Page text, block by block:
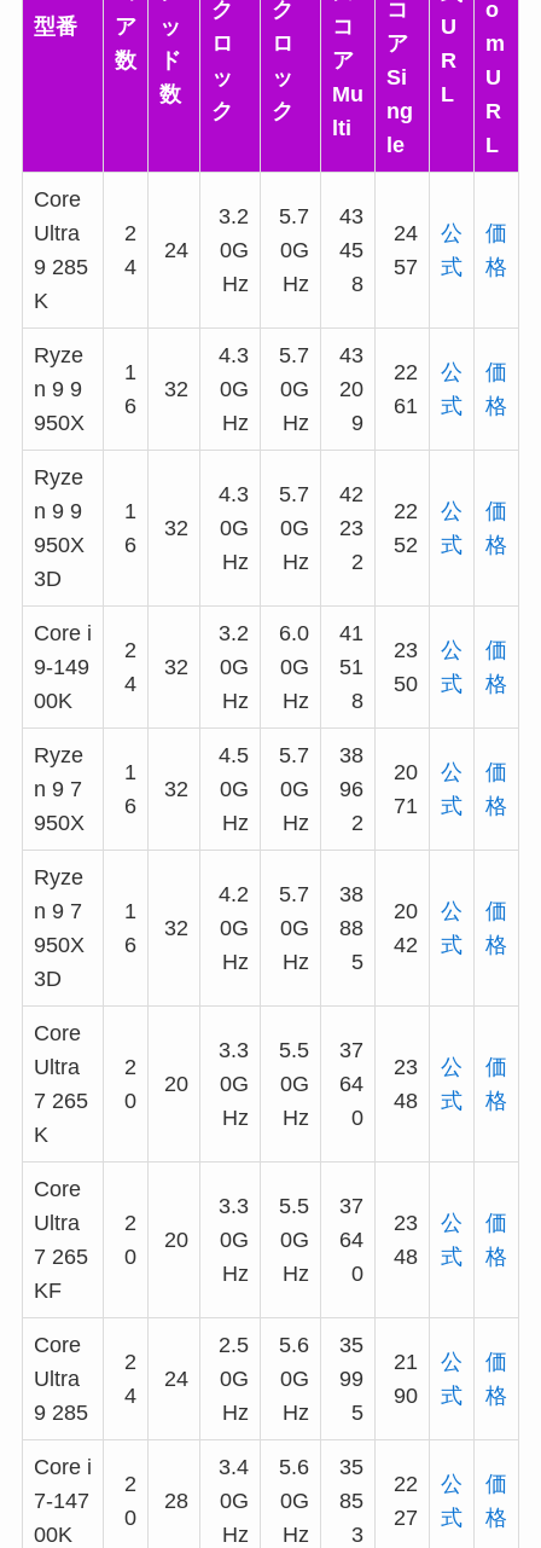
型番
ア
数
ッ
ド
数
ク
ロ
ッ
ク
ク
ロ
ッ
ク
コ
ア
Mu
lti
コ
ア
Si
ng
le
U
R
L
o
m
U
R
L
Core
Ultra
9 285
K
2
4
24
3.2
0G
Hz
5.7
0G
Hz
43
45
8
24
57
公
式
価
格
Ryze
n 9 9
950X
1
6
32
4.3
0G
Hz
5.7
0G
Hz
43
20
9
22
61
公
式
価
格
Ryze
n 9 9
950X
3D
1
6
32
4.3
0G
Hz
5.7
0G
Hz
42
23
2
22
52
公
式
価
格
Core i
9-149
00K
2
4
32
3.2
0G
Hz
6.0
0G
Hz
41
51
8
23
50
公
式
価
格
Ryze
n 9 7
950X
1
6
32
4.5
0G
Hz
5.7
0G
Hz
38
96
2
20
71
公
式
価
格
Ryze
n 9 7
950X
3D
1
6
32
4.2
0G
Hz
5.7
0G
Hz
38
88
5
20
42
公
式
価
格
Core
Ultra
7 265
K
2
0
20
3.3
0G
Hz
5.5
0G
Hz
37
64
0
23
48
公
式
価
格
Core
Ultra
7 265
KF
2
0
20
3.3
0G
Hz
5.5
0G
Hz
37
64
0
23
48
公
式
価
格
Core
Ultra
9 285
2
4
24
2.5
0G
Hz
5.6
0G
Hz
35
99
5
21
90
公
式
価
格
Core i
7-147
00K
2
0
28
3.4
0G
Hz
5.6
0G
Hz
35
85
3
22
27
公
式
価
格